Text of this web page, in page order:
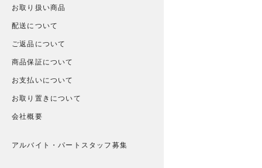
お取り扱い商品
配送について
ご返品について
商品保証について
お支払いについて
お取り置きについて
会社概要
アルバイト・パートスタッフ募集